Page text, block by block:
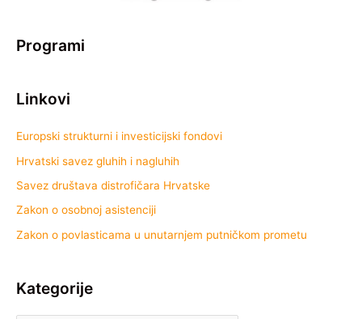
Programi
Linkovi
Europski strukturni i investicijski fondovi
Hrvatski savez gluhih i nagluhih
Savez društava distrofičara Hrvatske
Zakon o osobnoj asistenciji
Zakon o povlasticama u unutarnjem putničkom prometu
Kategorije